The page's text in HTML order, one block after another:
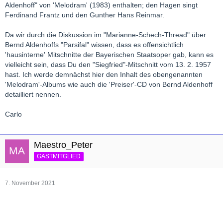
Aldenhoff" von 'Melodram' (1983) enthalten; den Hagen singt
Ferdinand Frantz und den Gunther Hans Reinmar.
Da wir durch die Diskussion im "Marianne-Schech-Thread" über
Bernd Aldenhoffs "Parsifal" wissen, dass es offensichtlich
'hausinterne' Mitschnitte der Bayerischen Staatsoper gab, kann es
vielleicht sein, dass Du den "Siegfried"-Mitschnitt vom 13. 2. 1957
hast. Ich werde demnächst hier den Inhalt des obengenannten
'Melodram'-Albums wie auch die 'Preiser'-CD von Bernd Aldenhoff
detailliert nennen.
Carlo
Maestro_Peter
GASTMITGLIED
7. November 2021